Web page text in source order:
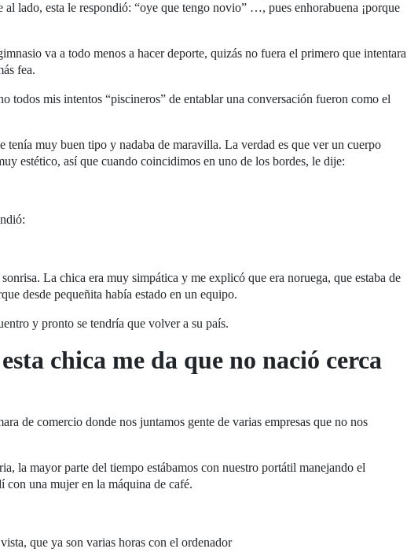
lado, esta le respondió: “oye que tengo novio” …, pues enhorabuena ¡porque
va a todo menos a hacer deporte, quizás no fuera el primero que intentara
fea.
todos mis intentos “piscineros” de entablar una conversación fueron como el
tenía muy buen tipo y nadaba de maravilla. La verdad es que ver un cuerpo
estético, así que cuando coincidimos en uno de los bordes, le dije:
La chica era muy simpática y me explicó que era noruega, que estaba de
desde pequeñita había estado en un equipo.
y pronto se tendría que volver a su país.
chica me da que no nació cerca
de comercio donde nos juntamos gente de varias empresas que no nos
la mayor parte del tiempo estábamos con nuestro portátil manejando el
con una mujer en la máquina de café.
que ya son varias horas con el ordenador